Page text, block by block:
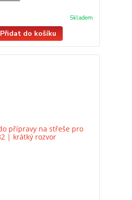
Skladem
Přidat do košíku